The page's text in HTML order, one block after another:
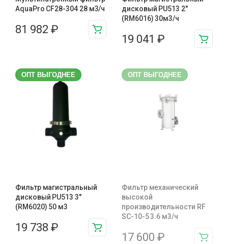
AquaPro CF28-304 28 м3/ч
81 982 ₽
дисковый PU513 2"
(RM6016) 30м3/ч
19 041 ₽
ОПТ ВЫГОДНЕЕ
Фильтр магистральный
дисковый PU513 3″
(RM6020) 50 м3
19 738 ₽
ОПТ ВЫГОДНЕЕ
Фильтр механический
высокой
производительности RF
SC-10-5 3.6 м3/ч
17 600 ₽